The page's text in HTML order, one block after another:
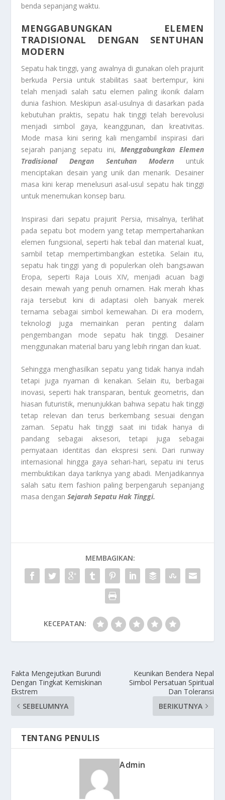
benda sepanjang waktu.
MENGGABUNGKAN ELEMEN
TRADISIONAL DENGAN SENTUHAN
MODERN
Sepatu hak tinggi, yang awalnya di gunakan oleh prajurit
berkuda Persia untuk stabilitas saat bertempur, kini
telah menjadi salah satu elemen paling ikonik dalam
dunia fashion. Meskipun asal-usulnya di dasarkan pada
kebutuhan praktis, sepatu hak tinggi telah berevolusi
menjadi simbol gaya, keanggunan, dan kreativitas.
Mode masa kini sering kali mengambil inspirasi dari
sejarah panjang sepatu ini, Menggabungkan Elemen
Tradisional Dengan Sentuhan Modernuntuk
menciptakan desain yang unik dan menarik. Desainer
masa kini kerap menelusuri asal-usul sepatu hak tinggi
untuk menemukan konsep baru.
Inspirasi dari sepatu prajurit Persia, misalnya, terlihat
pada sepatu bot modern yang tetap mempertahankan
elemen fungsional, seperti hak tebal dan material kuat,
sambil tetap mempertimbangkan estetika. Selain itu,
sepatu hak tinggi yang di populerkan oleh bangsawan
Eropa, seperti Raja Louis XIV, menjadi acuan bagi
desain mewah yang penuh ornamen. Hak merah khas
raja tersebut kini di adaptasi oleh banyak merek
ternama sebagai simbol kemewahan. Di era modern,
teknologi juga memainkan peran penting dalam
pengembangan mode sepatu hak tinggi. Desainer
menggunakan material baru yang lebih ringan dan kuat.
Sehingga menghasilkan sepatu yang tidak hanya indah
tetapi juga nyaman di kenakan. Selain itu, berbagai
inovasi, seperti hak transparan, bentuk geometris, dan
hiasan futuristik, menunjukkan bahwa sepatu hak tinggi
tetap relevan dan terus berkembang sesuai dengan
zaman. Sepatu hak tinggi saat ini tidak hanya di
pandang sebagai aksesori, tetapi juga sebagai
pernyataan identitas dan ekspresi seni. Dari runway
internasional hingga gaya sehari-hari, sepatu ini terus
membuktikan daya tariknya yang abadi. Menjadikannya
salah satu item fashion paling berpengaruh sepanjang
masa denganSejarah Sepatu Hak Tinggi.
MEMBAGIKAN:
KECEPATAN:
Fakta Mengejutkan Burundi
Dengan Tingkat Kemiskinan
Ekstrem
SEBELUMNYA
Keunikan Bendera Nepal
Simbol Persatuan Spiritual
Dan Toleransi
BERIKUTNYA
TENTANG PENULIS
Admin